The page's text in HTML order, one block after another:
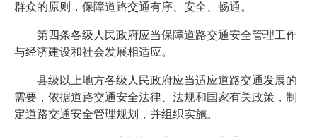
群众的原则，保障道路交通有序、安全、畅通。
第四条各级人民政府应当保障道路交通安全管理工作
与经济建设和社会发展相适应。
县级以上地方各级人民政府应当适应道路交通发展的
需要，依据道路交通安全法律、法规和国家有关政策，制
定道路交通安全管理规划，并组织实施。